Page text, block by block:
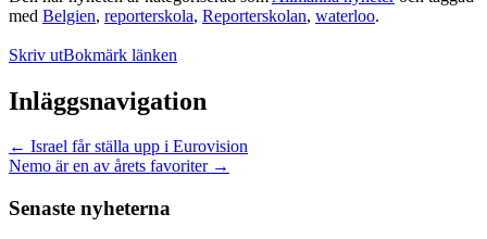
med Belgien, reporterskola, Reporterskolan, waterloo.
Skriv utBokmärk länken
Inläggsnavigation
← Israel får ställa upp i Eurovision
Nemo är en av årets favoriter →
Senaste nyheterna